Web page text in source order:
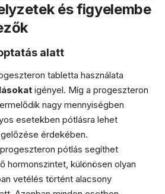
és figyelembe
alatt
tabletta használata
igényel. Míg a progeszteron
nagy mennyiségben
esetekben pótlásra lehet
érdekében.
pótlás segíthet
hormonszintet, különösen olyan
vetélés történt alacsony